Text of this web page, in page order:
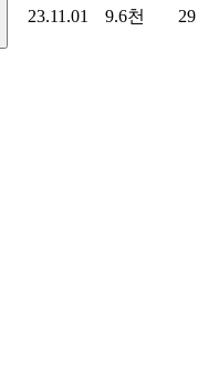
23.11.01 9.6천 29